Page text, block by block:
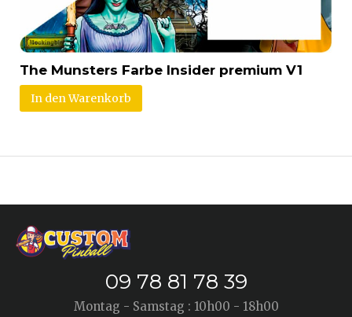
The Munsters Farbe Insider premium V1
In den Warenkorb
09 78 81 78 39
Montag - Samstag : 10h00 - 18h00